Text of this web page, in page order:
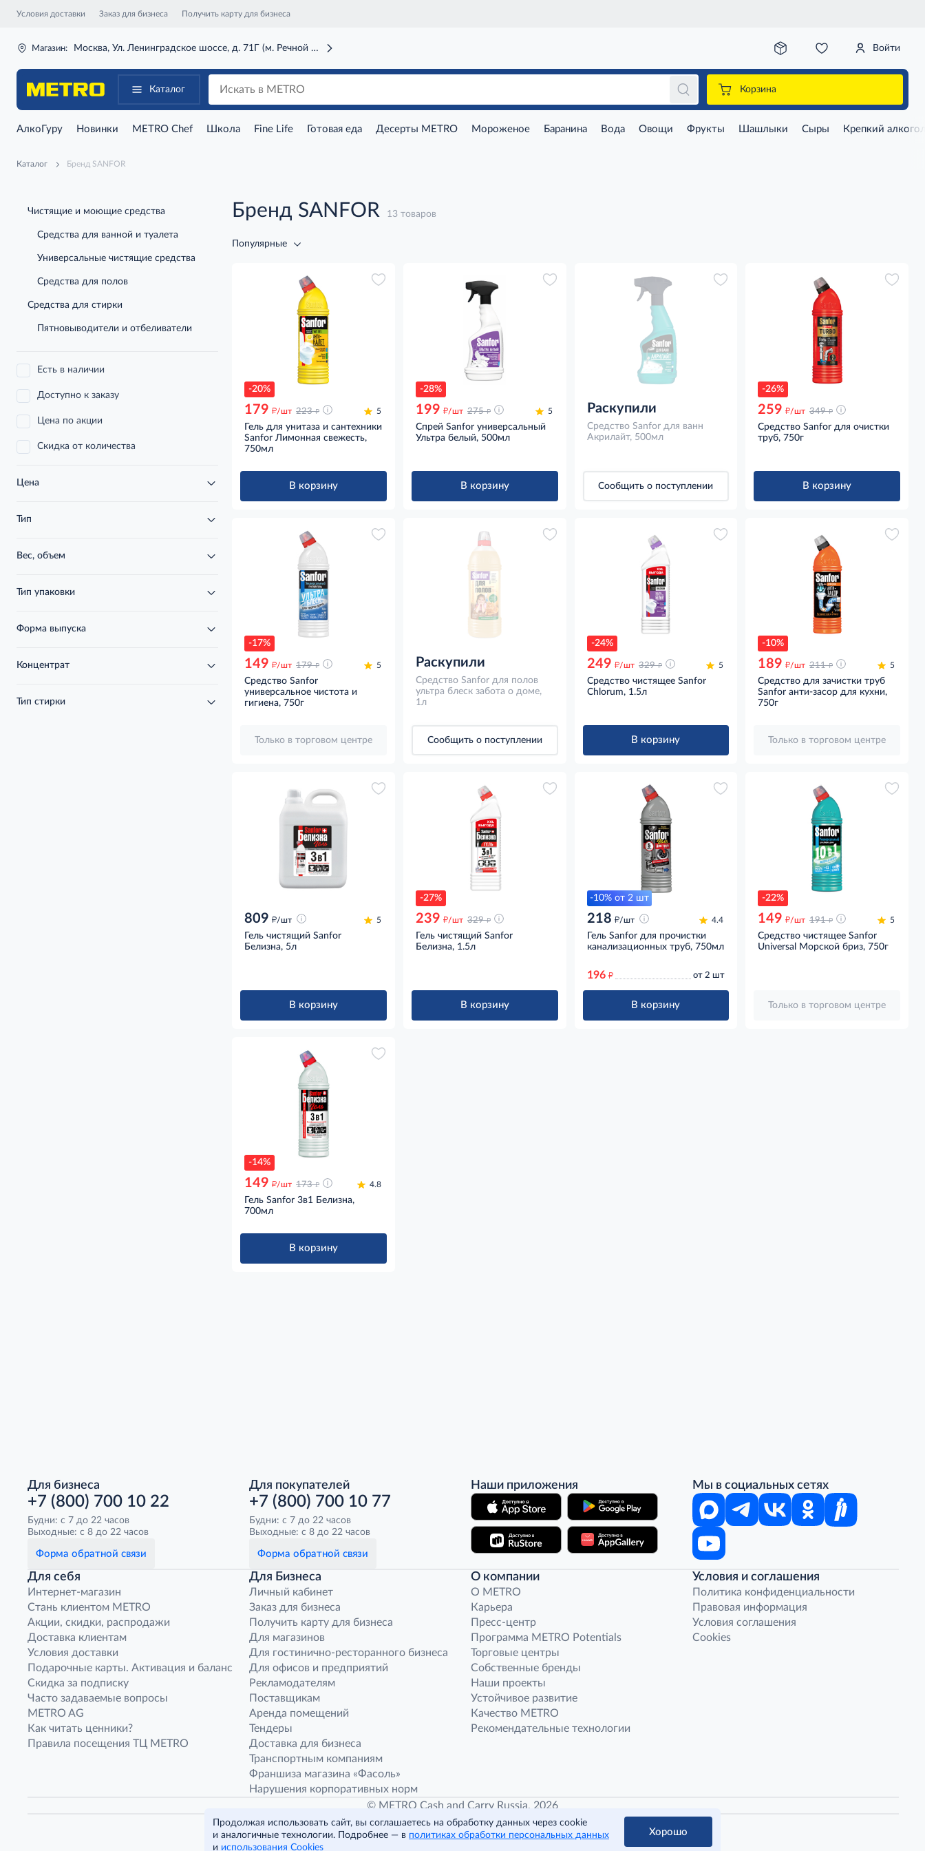
Условия доставки Заказ для бизнеса Получить карту для бизнеса
Магазин: Москва, Ул. Ленинградское шоссе, д. 71Г (м. Речной вокзал) Войти
Каталог Корзина
АлкоГуру Новинки METRO Chef Школа Fine Life Готовая еда Десерты METRO Мороженое Баранина Вода Овощи Фрукты Шашлыки Сыры Крепкий
Каталог Бренд SANFOR
Чистящие и моющие средства
Средства для ванной и туалета
Универсальные чистящие средства
Средства для полов
Средства для стирки
Пятновыводители и отбеливатели
Есть в наличии
Доступно к заказу
Цена по акции
Скидка от количества
Цена
Тип
Вес, объем
Тип упаковки
Форма выпуска
Концентрат
Тип стирки
Бренд SANFOR 13 товаров
Популярные
-20%
179 д/шт 223 д 5
Гель для унитаза и сантехники
Sanfor Лимонная свежесть,
750мл
В корзину
-28%
199 д/шт 275 д 5
Спрей Sanfor универсальный
Ультра белый, 500мл
В корзину
Раскупили
Средство Sanfor для ванн
Акрилайт, 500мл
Сообщить о поступлении
-26%
259 д/шт 349 д
Средство Sanfor для очистки
труб, 750г
В корзину
-17%
149 д/шт 179 д 5
Средство Sanfor
универсальное чистота и
гигиена, 750г
Только в торговом центре
Раскупили
Средство Sanfor для полов
ультра блеск забота о доме,
1л
Сообщить о поступлении
-24%
249 д/шт 329 д 5
Средство чистящее Sanfor
Chlorum, 1.5л
В корзину
-10%
189 д/шт 211 д 5
Средство для зачистки труб
Sanfor анти-засор для кухни,
750г
Только в торговом центре
809 д/шт 5
Гель чистящий Sanfor
Белизна, 5л
В корзину
-27%
239 д/шт 329 д
Гель чистящий Sanfor
Белизна, 1.5л
В корзину
-10% от 2 шт
218 д/шт 4.4
Гель Sanfor для прочистки
канализационных труб, 750мл
196 д от 2 шт
В корзину
-22%
149 д/шт 191 д 5
Средство чистящее Sanfor
Universal Морской бриз, 750г
Только в торговом центре
-14%
149 д/шт 173 д 4.8
Гель Sanfor 3в1 Белизна,
700мл
В корзину
Для бизнеса
+7 (800) 700 10 22
Будни: с 7 до 22 часов
Выходные: с 8 до 22 часов
Форма обратной связи
Для покупателей
+7 (800) 700 10 77
Будни: с 7 до 22 часов
Выходные: с 8 до 22 часов
Форма обратной связи
Наши приложения Мы в социальных сетях
Для себя
Интернет-магазин
Стань клиентом METRO
Акции, скидки, распродажи
Доставка клиентам
Условия доставки
Подарочные карты. Активация и баланс
Скидка за подписку
Часто задаваемые вопросы
METRO AG
Как читать ценники?
Правила посещения ТЦ METRO
Для Бизнеса
Личный кабинет
Заказ для бизнеса
Получить карту для бизнеса
Для магазинов
Для гостинично-ресторанного бизнеса
Для офисов и предприятий
Рекламодателям
Поставщикам
Аренда помещений
Тендеры
Доставка для бизнеса
Транспортным компаниям
Франшиза магазина «Фасоль»
Нарушения корпоративных норм
О компании
O METRO
Карьера
Пресс-центр
Программа METRO Potentials
Торговые центры
Собственные бренды
Наши проекты
Устойчивое развитие
Качество METRO
Рекомендательные технологии
Условия и соглашения
Политика конфиденциальности
Правовая информация
Условия соглашения
Cookies
© METRO Cash and Carry Russia, 2026
Читать полностью
Продолжая использовать сайт, вы соглашаетесь на обработку данных через cookie
и аналогичные технологии. Подробнее — в политиках обработки персональных данных
и использования Cookies
Хорошо